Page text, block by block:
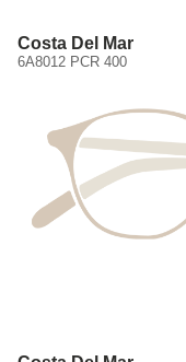
Costa Del Mar
6A8012 PCR 400